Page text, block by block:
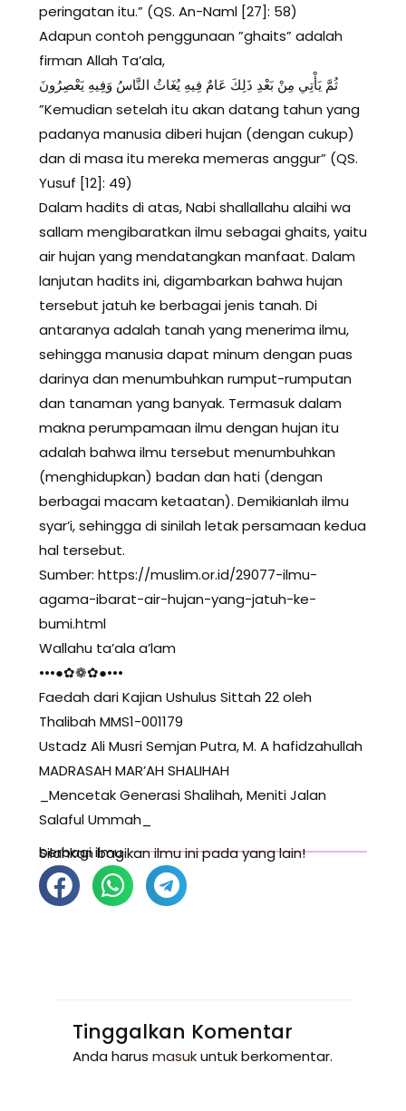
peringatan itu.” (QS. An-Naml [27]: 58)
Adapun contoh penggunaan ”ghaits” adalah
firman Allah Ta’ala,
ثُمَّ يَأْتِي مِنْ بَعْدِ ذَلِكَ عَامٌ فِيهِ يُغَاثُ النَّاسُ وَفِيهِ يَعْصِرُونَ
”Kemudian setelah itu akan datang tahun yang
padanya manusia diberi hujan (dengan cukup)
dan di masa itu mereka memeras anggur” (QS.
Yusuf [12]: 49)
Dalam hadits di atas, Nabi shallallahu alaihi wa
sallam mengibaratkan ilmu sebagai ghaits, yaitu
air hujan yang mendatangkan manfaat. Dalam
lanjutan hadits ini, digambarkan bahwa hujan
tersebut jatuh ke berbagai jenis tanah. Di
antaranya adalah tanah yang menerima ilmu,
sehingga manusia dapat minum dengan puas
darinya dan menumbuhkan rumput-rumputan
dan tanaman yang banyak. Termasuk dalam
makna perumpamaan ilmu dengan hujan itu
adalah bahwa ilmu tersebut menumbuhkan
(menghidupkan) badan dan hati (dengan
berbagai macam ketaatan). Demikianlah ilmu
syar’i, sehingga di sinilah letak persamaan kedua
hal tersebut.
Sumber: https://muslim.or.id/29077-ilmu-
agama-ibarat-air-hujan-yang-jatuh-ke-
bumi.html
Wallahu ta’ala a’lam
•••●✿❁✿●•••
Faedah dari Kajian Ushulus Sittah 22 oleh
Thalibah MMS1-001179
Ustadz Ali Musri Semjan Putra, M. A hafidzahullah
MADRASAH MAR’AH SHALIHAH
_Mencetak Generasi Shalihah, Meniti Jalan
Salaful Ummah_
berbagi ilmu
Silahkan bagikan ilmu ini pada yang lain!
Tinggalkan Komentar
Anda harus masukuntuk berkomentar.